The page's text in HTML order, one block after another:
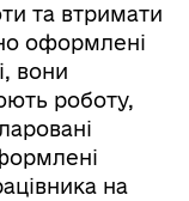
та втримати
оформлені
вони
роботу,
на